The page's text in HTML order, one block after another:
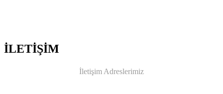
30
İLETİŞİM
İletişim Adreslerimiz